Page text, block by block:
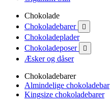
Chokolade
Chokoladebarer

Chokoladeplader
Chokoladeposer

Æsker og dåser
Chokoladebarer
Almindelige chokoladebar
Kingsize chokoladebarer